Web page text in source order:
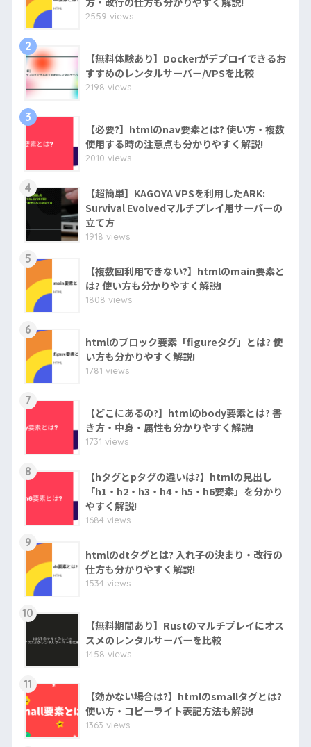
2559 views
2
【無料体験あり】Dockerがデプロイできるお
すすめのレンタルサーバー/VPSを比較
2198 views
3
【必要?】htmlのnav要素とは? 使い方・複数
使用する時の注意点も分かりやすく解説!
2010 views
4
【超簡単】KAGOYA VPSを利用したARK:
Survival Evolvedマルチプレイ用サーバーの
立て方
1918 views
5
【複数回利用できない?】htmlのmain要素と
は? 使い方も分かりやすく解説!
1808 views
6
htmlのブロック要素「figureタグ」とは? 使
い方も分かりやすく解説!
1781 views
7
【どこにあるの?】htmlのbody要素とは? 書
き方・中身・属性も分かりやすく解説!
1731 views
8
【hタグとpタグの違いは?】htmlの見出し
「h1・h2・h3・h4・h5・h6要素」を分かり
やすく解説!
1684 views
9
htmlのdtタグとは? 入れ子の決まり・改行の
仕方も分かりやすく解説!
1534 views
10
【無料期間あり】Rustのマルチプレイにオス
スメのレンタルサーバーを比較
1458 views
11
【効かない場合は?】htmlのsmallタグとは?
使い方・コピーライト表記方法も解説!
1363 views